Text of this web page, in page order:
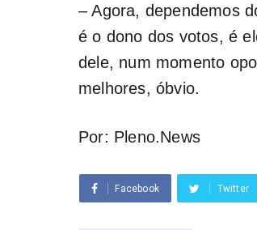
– Agora, dependemos
é o dono dos votos, é
dele, num momento
melhores, óbvio.
Por: Pleno.News
Facebook Twitter